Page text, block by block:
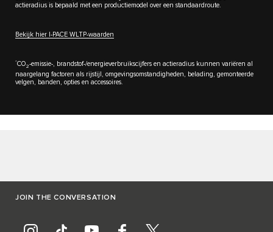
actieradius is bepaald met een productiemodel over een standaardroute.
Bekijk hier I-PACE WLTP-waarden
^CO2-emissie-, brandstof-/energieverbruikscijfers en actieradius kunnen variëren al
naargelang factoren als rijstijl, omgevingsomstandigheden, belading, gemonteerde
velgen, banden, opties en accessoires.
JOIN THE CONVERSATION